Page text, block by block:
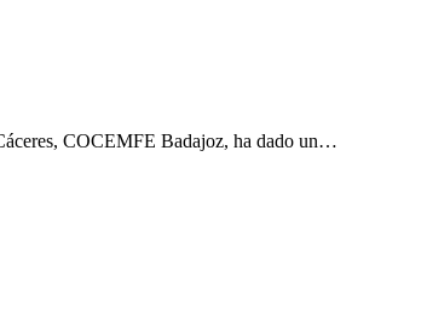
COCEMFE Badajoz, ha dado un…